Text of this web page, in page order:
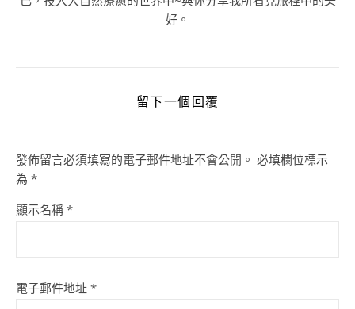
好。
留下一個回覆
發佈留言必須填寫的電子郵件地址不會公開。 必填欄位標示
為 *
顯示名稱 *
電子郵件地址 *